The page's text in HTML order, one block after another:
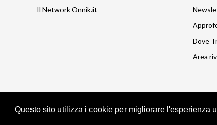
Questo sito utilizza i cookie per migliorare l'esperienza
Il Network Onnik.it
Dove
Area